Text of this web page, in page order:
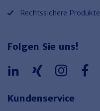
Rechtssichere Produkte
Folgen Sie uns!
Kundenservice